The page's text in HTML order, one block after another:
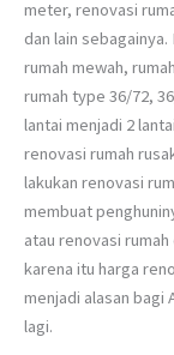
meter, renovasi
dan lain
rumah mewah,
rumah type 36/72,
lantai menjadi 2
renovasi rumah
lakukan renovasi
membuat
atau renovasi
karena itu harga
menjadi alasan bagi
lagi.